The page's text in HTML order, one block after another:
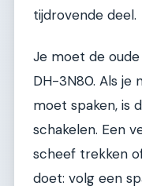
tijdrovende deel.
Je moet de
DH-3N80. Als je
moet spaken, is
schakelen. Een
scheef trekken
doet: volg een